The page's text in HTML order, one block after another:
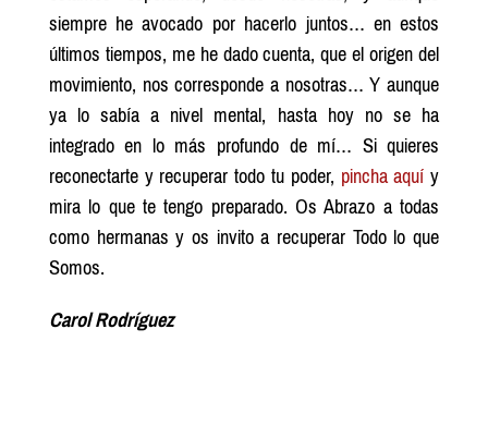
siempre he avocado por hacerlo juntos… en estos
últimos tiempos, me he dado cuenta, que el origen del
movimiento, nos corresponde a nosotras… Y aunque
ya lo sabía a nivel mental, hasta hoy no se ha
integrado en lo más profundo de mí… Si quieres
reconectarte y recuperar todo tu poder, pincha aquíy
mira lo que te tengo preparado. Os Abrazo a todas
como hermanas y os invito a recuperar Todo lo que
Somos.
Carol Rodríguez